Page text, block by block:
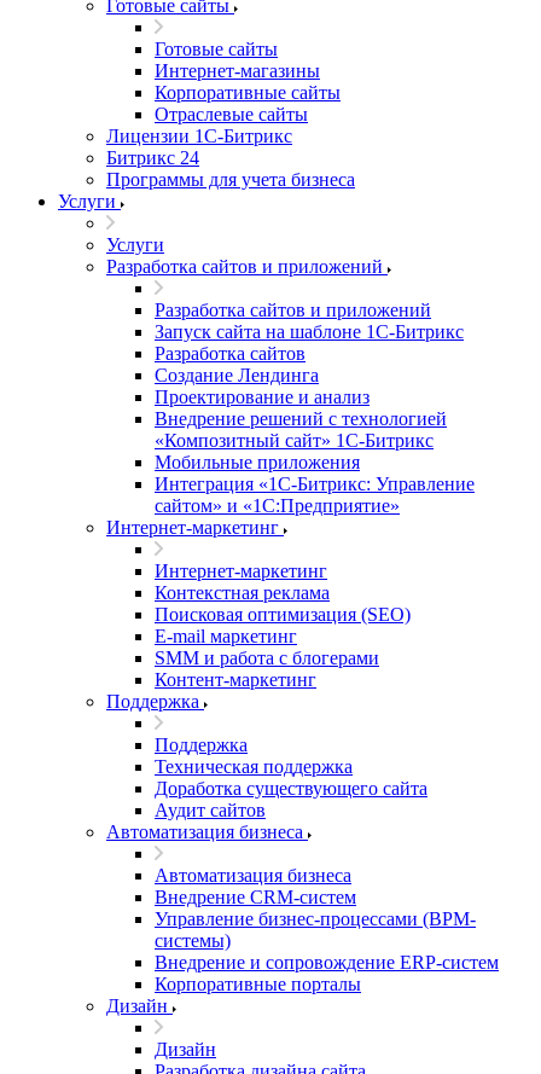
Готовые сайты
Готовые сайты
Интернет-магазины
Корпоративные сайты
Отраслевые сайты
Лицензии 1С-Битрикс
Битрикс 24
Программы для учета бизнеса
Услуги
Услуги
Разработка сайтов и приложений
Разработка сайтов и приложений
Запуск сайта на шаблоне 1С-Битрикс
Разработка сайтов
Создание Лендинга
Проектирование и анализ
Внедрение решений с технологией
«Композитный сайт» 1С-Битрикс
Мобильные приложения
Интеграция «1С-Битрикс: Управление
сайтом» и «1С:Предприятие»
Интернет-маркетинг
Интернет-маркетинг
Контекстная реклама
Поисковая оптимизация (SEO)
E-mail маркетинг
SMM и работа с блогерами
Контент-маркетинг
Поддержка
Поддержка
Техническая поддержка
Доработка существующего сайта
Аудит сайтов
Автоматизация бизнеса
Автоматизация бизнеса
Внедрение CRM-систем
Управление бизнес-процессами (BPM-
системы)
Внедрение и сопровождение ERP-систем
Корпоративные порталы
Дизайн
Дизайн